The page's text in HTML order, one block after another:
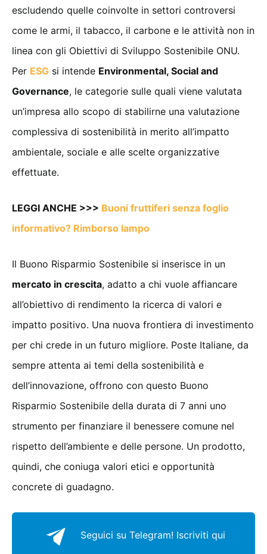
escludendo quelle coinvolte in settori controversi
come le armi, il tabacco, il carbone e le attività non in
linea con gli Obiettivi di Sviluppo Sostenibile ONU.
Per ESG si intende Environmental, Social and
Governance, le categorie sulle quali viene valutata
un’impresa allo scopo di stabilirne una valutazione
complessiva di sostenibilità in merito all’impatto
ambientale, sociale e alle scelte organizzative
effettuate.
LEGGI ANCHE >>> Buoni fruttiferi senza foglio
informativo? Rimborso lampo
Il Buono Risparmio Sostenibile si inserisce in un
mercato in crescita, adatto a chi vuole affiancare
all’obiettivo di rendimento la ricerca di valori e
impatto positivo. Una nuova frontiera di investimento
per chi crede in un futuro migliore. Poste Italiane, da
sempre attenta ai temi della sostenibilità e
dell’innovazione, offrono con questo Buono
Risparmio Sostenibile della durata di 7 anni uno
strumento per finanziare il benessere comune nel
rispetto dell’ambiente e delle persone. Un prodotto,
quindi, che coniuga valori etici e opportunità
concrete di guadagno.
Seguici su Telegram! Iscriviti qui